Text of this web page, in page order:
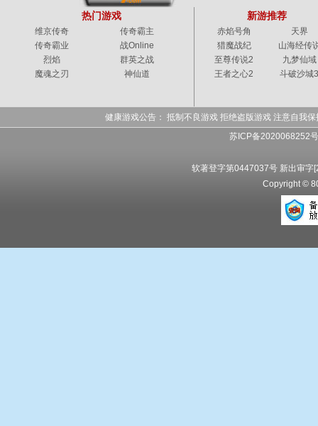
热门游戏
维京传奇
传奇霸主
传奇霸业
战Online
烈焰
群英之战
魔魂之刃
神仙道
新游推荐
赤焰号角
天界
猎魔战纪
山海经传
至尊传说2
九梦仙域
王者之心2
斗破沙城
健康游戏公告： 抵制不良游戏 拒绝盗版游戏 注意自我
苏ICP备2020068252
软著登字第0447037号 新出审
Copyright ©